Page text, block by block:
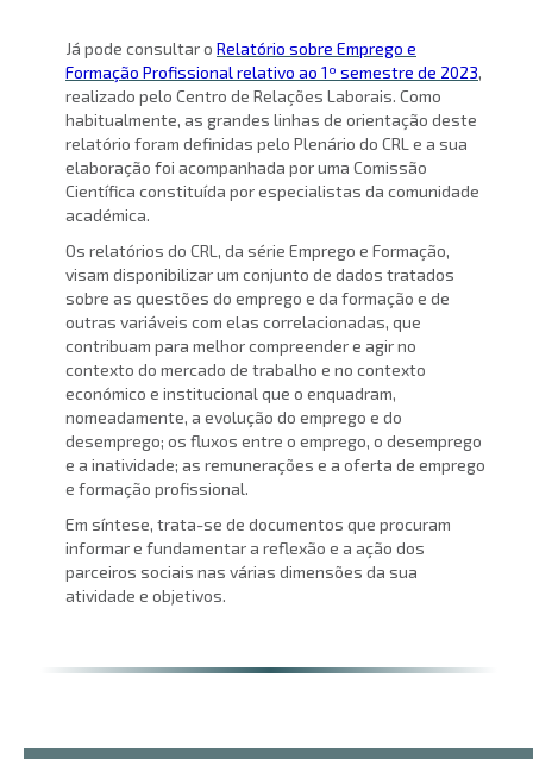
Já pode consultar o Relatório sobre Emprego e
Formação Profissional relativo ao 1º semestre de 2023,
realizado pelo Centro de Relações Laborais. Como
habitualmente, as grandes linhas de orientação deste
relatório foram definidas pelo Plenário do CRL e a sua
elaboração foi acompanhada por uma Comissão
Científica constituída por especialistas da comunidade
académica.
Os relatórios do CRL, da série Emprego e Formação,
visam disponibilizar um conjunto de dados tratados
sobre as questões do emprego e da formação e de
outras variáveis com elas correlacionadas, que
contribuam para melhor compreender e agir no
contexto do mercado de trabalho e no contexto
económico e institucional que o enquadram,
nomeadamente, a evolução do emprego e do
desemprego; os fluxos entre o emprego, o desemprego
e a inatividade; as remunerações e a oferta de emprego
e formação profissional.
Em síntese, trata-se de documentos que procuram
informar e fundamentar a reflexão e a ação dos
parceiros sociais nas várias dimensões da sua
atividade e objetivos.